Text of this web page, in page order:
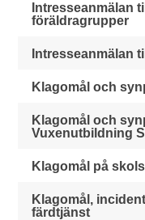
Intresseanmälan
föräldragrupper
Intresseanmälan
Klagomål och
Klagomål och
Vuxenutbildning
Klagomål på
Klagomål,
färdtjänst